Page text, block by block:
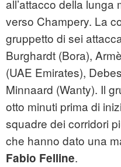
all’attacco della
verso Champery. La
gruppetto di sei
Burghardt (Bora),
(UAE Emirates),
Minnaard (Wanty). Il
otto minuti prima di
squadre dei corridori
che hanno dato una
Fabio Felline.